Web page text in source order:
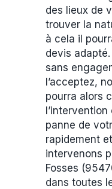
des lieux de
trouver la
à cela il
devis
sans
l’acceptez,
pourra alors
panne de
rapidement
intervenons
Fosses
dans toutes